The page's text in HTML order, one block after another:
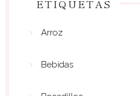
ETIQUETAS
Arroz
Bebidas